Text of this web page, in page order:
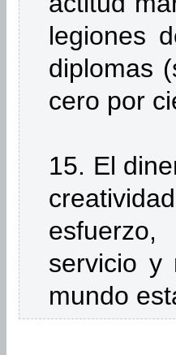
legiones
diplomas
cero por
15. El
servicio y
mundo